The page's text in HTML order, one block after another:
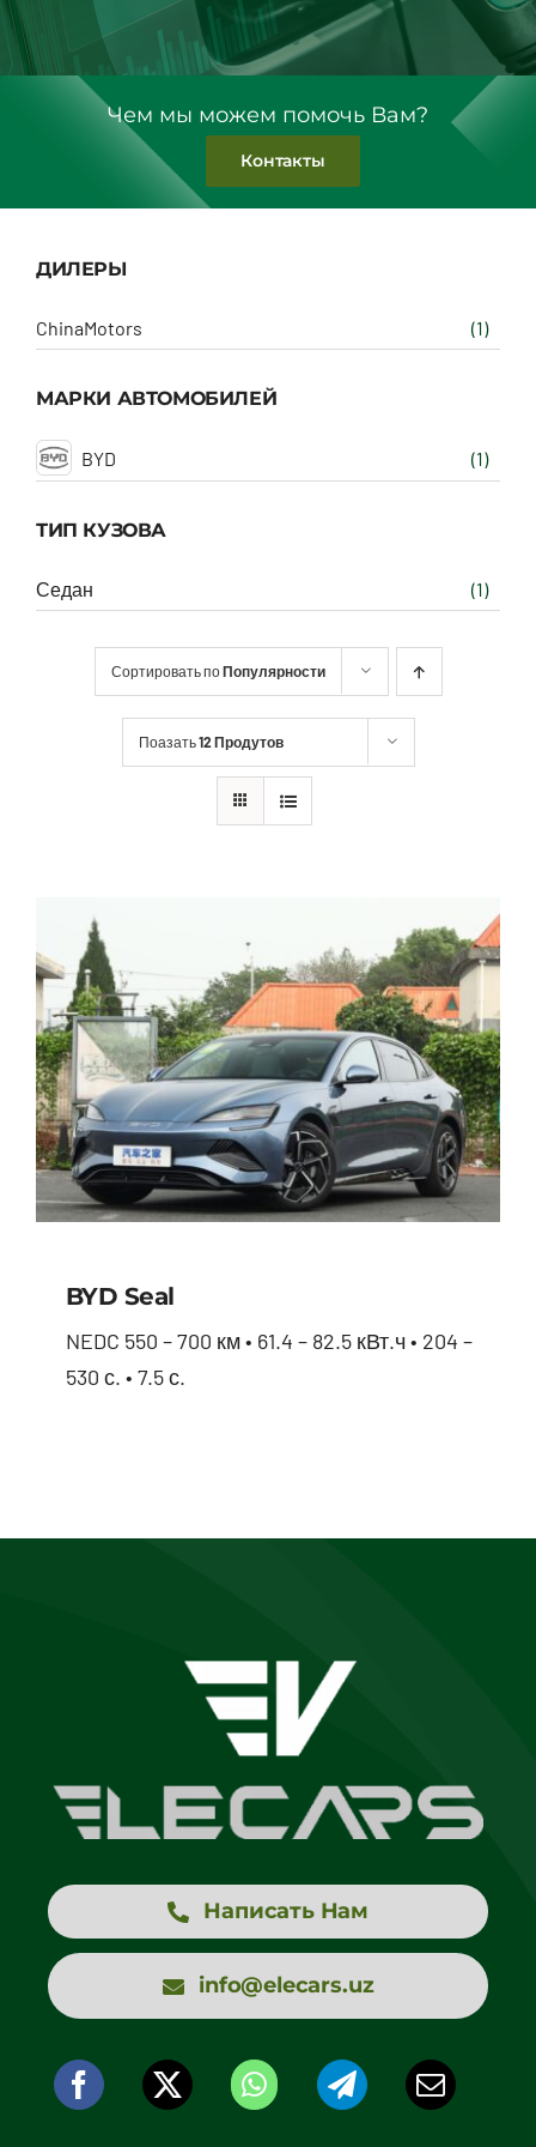
Чем мы можем помочь Вам?
Контакты
ДИЛЕРЫ
ChinaMotors (1)
МАРКИ АВТОМОБИЛЕЙ
BYD (1)
ТИП КУЗОВА
Седан (1)
Сортировать поПопулярности
Поазать12 Продутов
BYD Seal
NEDC 550 – 700 км • 61.4 – 82.5 кВт.ч • 204 –
530 с. • 7.5 с.
Написать Нам
info@elecars.uz